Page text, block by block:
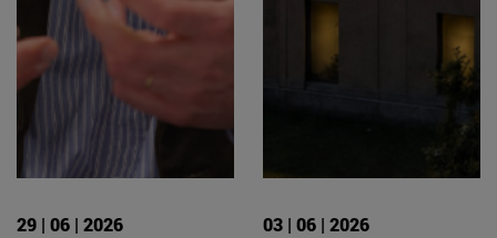
29 | 06 | 2026 03 | 06 | 2026